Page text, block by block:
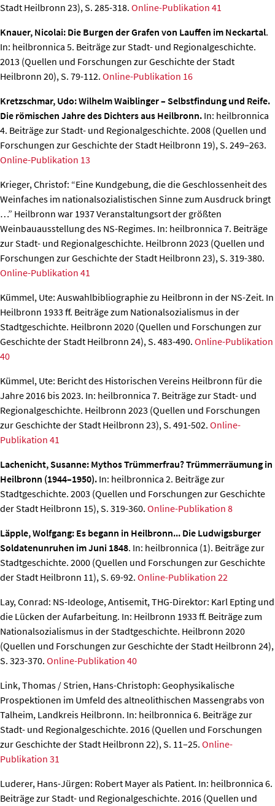
Stadt Heilbronn 23), S. 285-318. Online-Publikation 41
Knauer, Nicolai: Die Burgen der Grafen von Lauffen im Neckartal.
In: heilbronnica 5. Beiträge zur Stadt- und Regionalgeschichte.
2013 (Quellen und Forschungen zur Geschichte der Stadt
Heilbronn 20), S. 79-112. Online-Publikation 16
Kretzschmar, Udo: Wilhelm Waiblinger – Selbstfindung und Reife.
Die römischen Jahre des Dichters aus Heilbronn. In: heilbronnica
4. Beiträge zur Stadt- und Regionalgeschichte. 2008 (Quellen und
Forschungen zur Geschichte der Stadt Heilbronn 19), S. 249–263.
Online-Publikation 13
Krieger, Christof: “Eine Kundgebung, die die Geschlossenheit des
Weinfaches im nationalsozialistischen Sinne zum Ausdruck bringt
…” Heilbronn war 1937 Veranstaltungsort der größten
Weinbauausstellung des NS-Regimes. In: heilbronnica 7. Beiträge
zur Stadt- und Regionalgeschichte. Heilbronn 2023 (Quellen und
Forschungen zur Geschichte der Stadt Heilbronn 23), S. 319-380.
Online-Publikation 41
Kümmel, Ute: Auswahlbibliographie zu Heilbronn in der NS-Zeit. In
Heilbronn 1933 ff. Beiträge zum Nationalsozialismus in der
Stadtgeschichte. Heilbronn 2020 (Quellen und Forschungen zur
Geschichte der Stadt Heilbronn 24), S. 483-490. Online-Publikation
40
Kümmel, Ute: Bericht des Historischen Vereins Heilbronn für die
Jahre 2016 bis 2023. In: heilbronnica 7. Beiträge zur Stadt- und
Regionalgeschichte. Heilbronn 2023 (Quellen und Forschungen
zur Geschichte der Stadt Heilbronn 23), S. 491-502. Online-
Publikation 41
Lachenicht, Susanne: Mythos Trümmerfrau? Trümmerräumung in
Heilbronn (1944–1950). In: heilbronnica 2. Beiträge zur
Stadtgeschichte. 2003 (Quellen und Forschungen zur Geschichte
der Stadt Heilbronn 15), S. 319-360. Online-Publikation 8
Läpple, Wolfgang: Es begann in Heilbronn... Die Ludwigsburger
Soldatenunruhen im Juni 1848. In: heilbronnica (1). Beiträge zur
Stadtgeschichte. 2000 (Quellen und Forschungen zur Geschichte
der Stadt Heilbronn 11), S. 69-92. Online-Publikation 22
Lay, Conrad: NS-Ideologe, Antisemit, THG-Direktor: Karl Epting und
die Lücken der Aufarbeitung. In: Heilbronn 1933 ff. Beiträge zum
Nationalsozialismus in der Stadtgeschichte. Heilbronn 2020
(Quellen und Forschungen zur Geschichte der Stadt Heilbronn 24),
S. 323-370. Online-Publikation 40
Link, Thomas / Strien, Hans-Christoph: Geophysikalische
Prospektionen im Umfeld des altneolithischen Massengrabs von
Talheim, Landkreis Heilbronn. In: heilbronnica 6. Beiträge zur
Stadt- und Regionalgeschichte. 2016 (Quellen und Forschungen
zur Geschichte der Stadt Heilbronn 22), S. 11–25. Online-
Publikation 31
Luderer, Hans-Jürgen: Robert Mayer als Patient. In: heilbronnica 6.
Beiträge zur Stadt- und Regionalgeschichte. 2016 (Quellen und